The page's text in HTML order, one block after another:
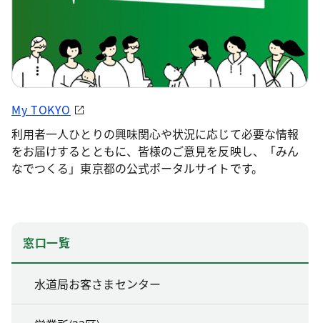
My TOKYO
利用者一人ひとりの興味関心や状況に応じて必要な情報
をお届けするとともに、皆様のご意見を反映し、「みん
なでつくる」東京都の公式ポータルサイトです。
窓口一覧
水道局お客さまセンター